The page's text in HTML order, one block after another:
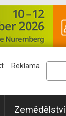
Zemědělství
Reklama